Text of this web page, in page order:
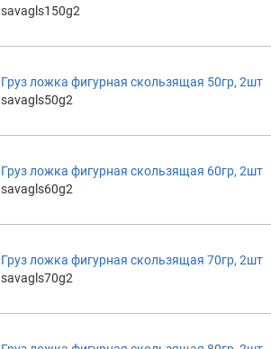
savagls150g2
Груз ложка фигурная скользящая 50гр, 2шт
savagls50g2
Груз ложка фигурная скользящая 60гр, 2шт
savagls60g2
Груз ложка фигурная скользящая 70гр, 2шт
savagls70g2